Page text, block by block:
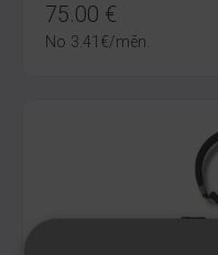
75.00 €
No 3.41 €/mēn.